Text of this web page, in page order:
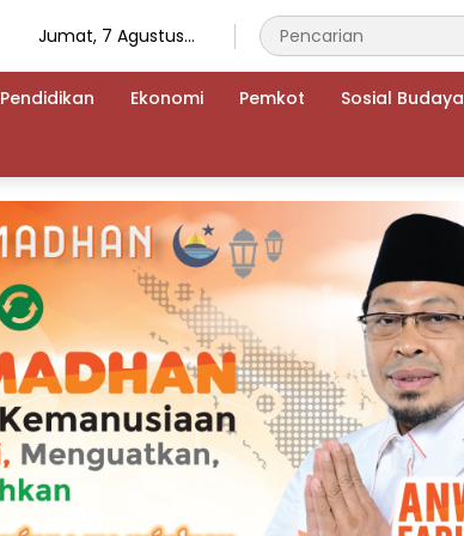
Jumat, 7 Agustus
Pendidikan Ekonomi Pemkot Sosial Budaya